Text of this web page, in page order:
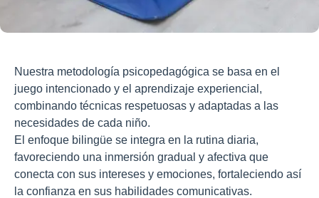
Nuestra metodología psicopedagógica se basa en el
juego intencionado y el aprendizaje experiencial,
combinando técnicas respetuosas y adaptadas a las
necesidades de cada niño.
El enfoque bilingüe se integra en la rutina diaria,
favoreciendo una inmersión gradual y afectiva que
conecta con sus intereses y emociones, fortaleciendo así
la confianza en sus habilidades comunicativas.